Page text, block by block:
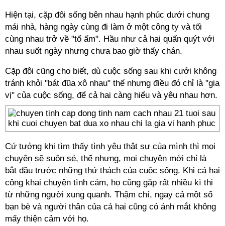
Hiện tại, cặp đôi sống bên nhau hạnh phúc dưới chung
mái nhà, hàng ngày cùng đi làm ở một công ty và tối
cùng nhau trở về "tổ ấm". Hầu như cả hai quấn quýt với
nhau suốt ngày nhưng chưa bao giờ thấy chán.
Cặp đôi cũng cho biết, dù cuộc sống sau khi cưới không
tránh khỏi "bát đũa xô nhau" thế nhưng điều đó chỉ là "gia
vị" của cuộc sống, để cả hai càng hiểu và yêu nhau hơn.
Cứ tưởng khi tìm thấy tình yêu thật sự của mình thì mọi
chuyện sẽ suôn sẻ, thế nhưng, mọi chuyện mới chỉ là
bắt đầu trước những thử thách của cuộc sống. Khi cả hai
công khai chuyện tình cảm, họ cũng gặp rất nhiều kì thị
từ những người xung quanh. Thậm chí, ngay cả một số
bạn bè và người thân của cả hai cũng có ánh mắt không
mấy thiện cảm với họ.